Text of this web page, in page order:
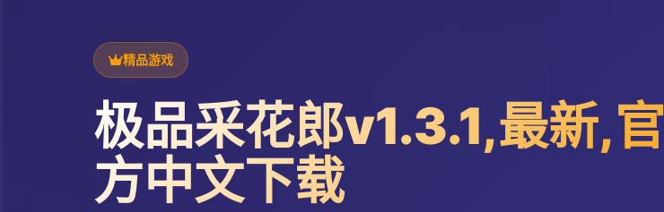
精品游戏
极品采花郎v1.3.1,最新,官
方中文下载